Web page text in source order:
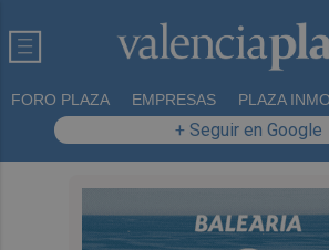
FORO PLAZA EMPRESAS PLAZA
+ Seguir en Google